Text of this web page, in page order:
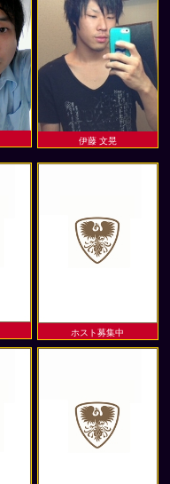
伊藤 文晃
ホスト募集中